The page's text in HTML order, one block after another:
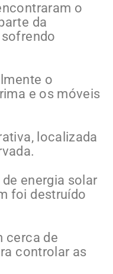
o
da
o
e os móveis
localizada
energia solar
foi destruído
cerca de
controlar as